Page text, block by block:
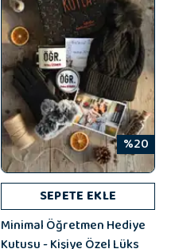
%20
SEPETE EKLE
Minimal Öğretmen Hediye